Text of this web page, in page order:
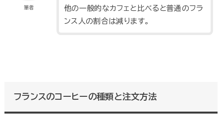
筆者
他の一般的なカフェと比べると普通のフラ
ンス人の割合は減ります。
フランスのコーヒーの種類と注文方法